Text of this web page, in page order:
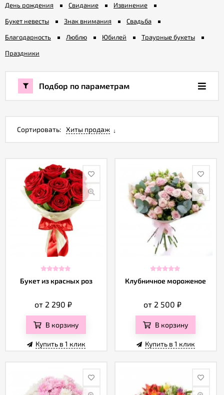
Акции
Как
заказ
Вопрос-
Публичная
Политика
конфиденциальности
Отзывы
День рождения Свидание
Извинение
Букет невесты
Знак внимания
Свадьба
Благодарность
Люблю Юбилей
Траурные букеты
Праздники
Подбор по параметрам
Сортировать: Хиты продаж
Букет из красных роз
от 2 290 ₽
В корзину
Купить в 1 клик
Клубничное мороженое
от 2 500₽
В корзину
Купить в 1 клик